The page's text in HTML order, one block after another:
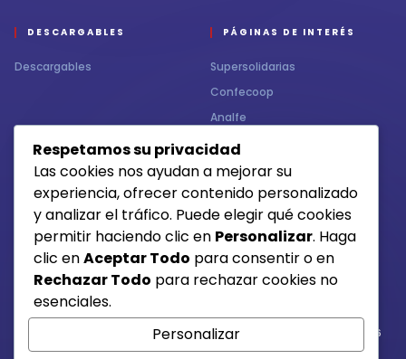
DESCARGABLES
Descargables
PÁGINAS DE INTERÉS
Supersolidarias
Confecoop
Analfe
CONTÁCTENOS
Contacto
MEDIOS DE RECAUDO
Si tienes alguna duda, comunícate con la línea 6684015 /6684016
Respetamos su privacidad
Las cookies nos ayudan a mejorar su
experiencia, ofrecer contenido personalizado
y analizar el tráfico. Puede elegir qué cookies
permitir haciendo clic en Personalizar. Haga
clic enAceptar Todo para consentir o en
Rechazar Todo para rechazar cookies no
esenciales.
Personalizar